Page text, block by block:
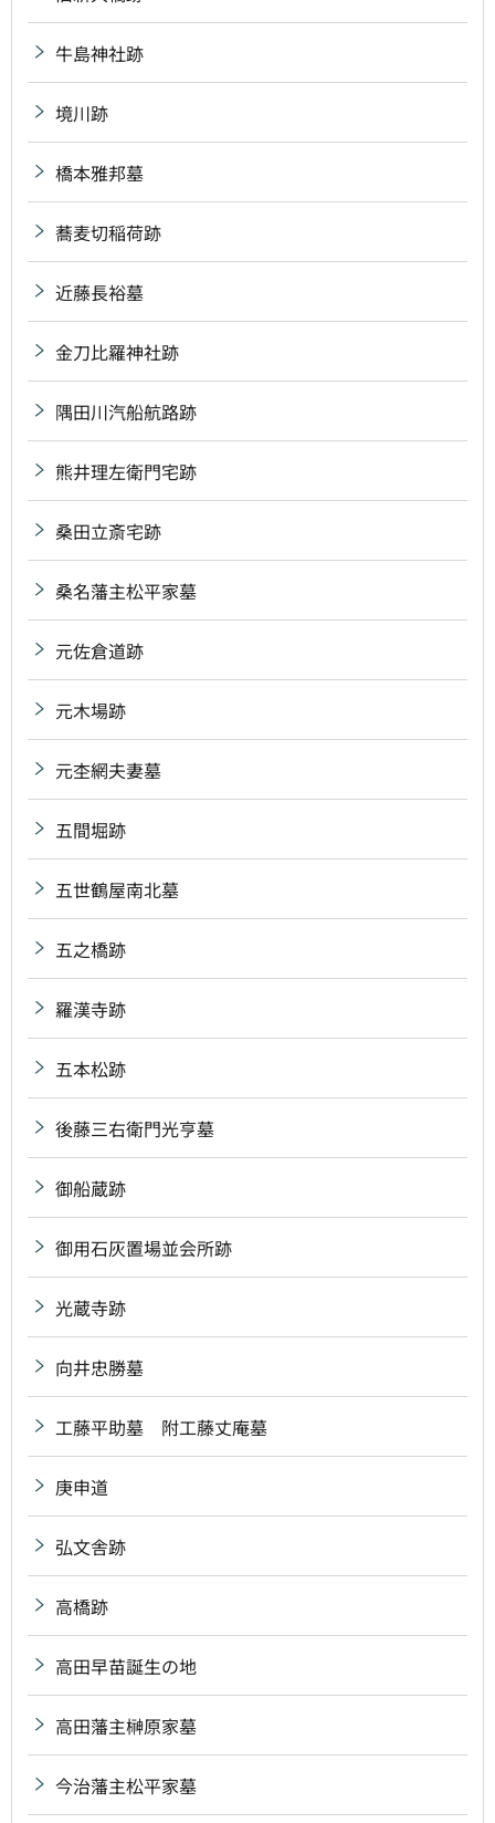
牛島神社跡
境川跡
橋本雅邦墓
蕎麦切稲荷跡
近藤長裕墓
金刀比羅神社跡
隅田川汽船航路跡
熊井理左衛門宅跡
桑田立斎宅跡
桑名藩主松平家墓
元佐倉道跡
元木場跡
元杢網夫妻墓
五間堀跡
五世鶴屋南北墓
五之橋跡
羅漢寺跡
五本松跡
後藤三右衛門光亨墓
御船蔵跡
御用石灰置場並会所跡
光蔵寺跡
向井忠勝墓
工藤平助墓 附工藤丈庵墓
庚申道
弘文舎跡
高橋跡
高田早苗誕生の地
高田藩主榊原家墓
今治藩主松平家墓